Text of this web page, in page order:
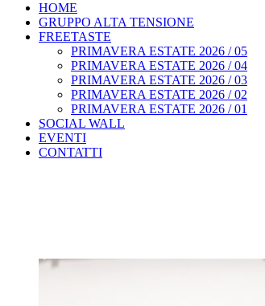
HOME
GRUPPO ALTA TENSIONE
FREETASTE
PRIMAVERA ESTATE 2026 / 05
PRIMAVERA ESTATE 2026 / 04
PRIMAVERA ESTATE 2026 / 03
PRIMAVERA ESTATE 2026 / 02
PRIMAVERA ESTATE 2026 / 01
SOCIAL WALL
EVENTI
CONTATTI